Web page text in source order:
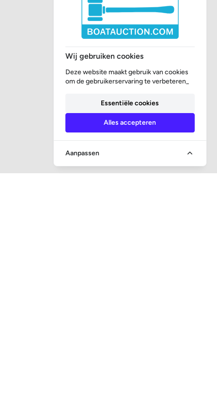
Wij gebruiken cookies
Deze website maakt gebruik van cookies
om de gebruikerservaring te verbeteren_
Essentiële cookies
Alles accepteren
Aanpassen